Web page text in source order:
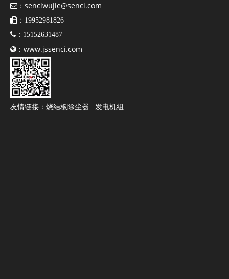
 ： senciwujie@senci.com
 ：19952981826
 ：15152631487
 ： www.jssenci.com
友情链接： 烧结板除尘器 发电机组